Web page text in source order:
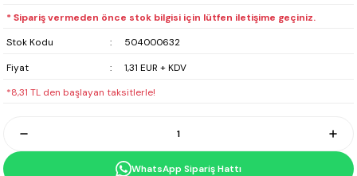
* Sipariş vermeden önce stok bilgisi için lütfen iletişime geçiniz.
Stok Kodu
504000632
Fiyat
1,31 EUR + KDV
*8,31 TL den başlayan taksitlerle!
WhatsApp Sipariş Hattı